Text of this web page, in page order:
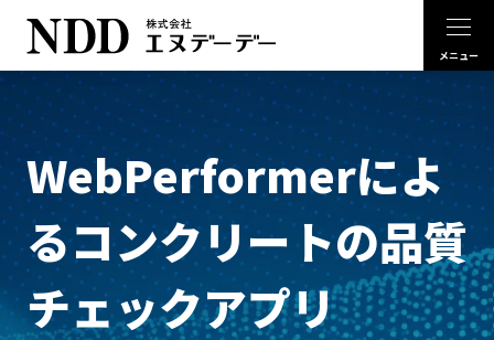
WebPerformerによ
るコンクリートの品質
チェックアプリ